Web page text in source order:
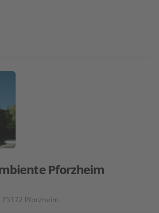
Pforzheim
Pforzheim